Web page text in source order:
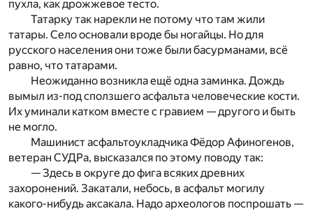
пухла, как дрожжевое тесто.
Татарку так нарекли не потому что там жили
татары. Село основали вроде бы ногайцы. Но для
русского населения они тоже были басурманами, всё
равно, что татарами.
Неожиданно возникла ещё одна заминка. Дождь
вымыл из-под сползшего асфальта человеческие кости.
Их уминали катком вместе с гравием — другого и быть
не могло.
Машинист асфальтоукладчика Фёдор Афиногенов,
ветеран СУДРа, высказался по этому поводу так:
— Здесь в округе до фига всяких древних
захоронений. Закатали, небось, в асфальт могилу
какого-нибудь аксакала. Надо археологов поспрошать —